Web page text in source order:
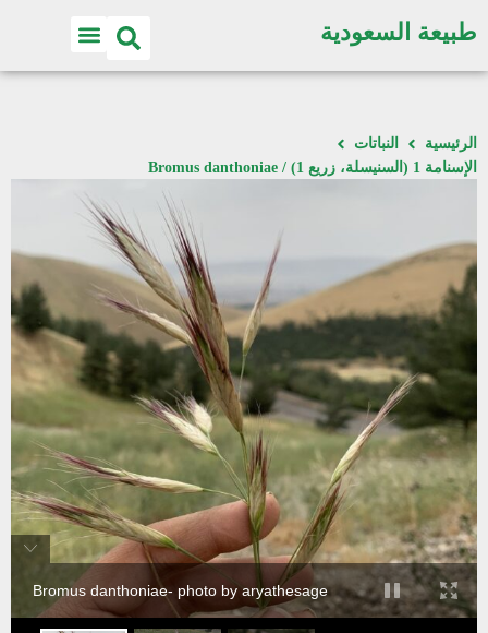
طبيعة السعودية
الرئيسية
النباتات
الإسنامة 1 (السنيسلة، زريع 1) / Bromus danthoniae
Bromus danthoniae- photo by aryathesage